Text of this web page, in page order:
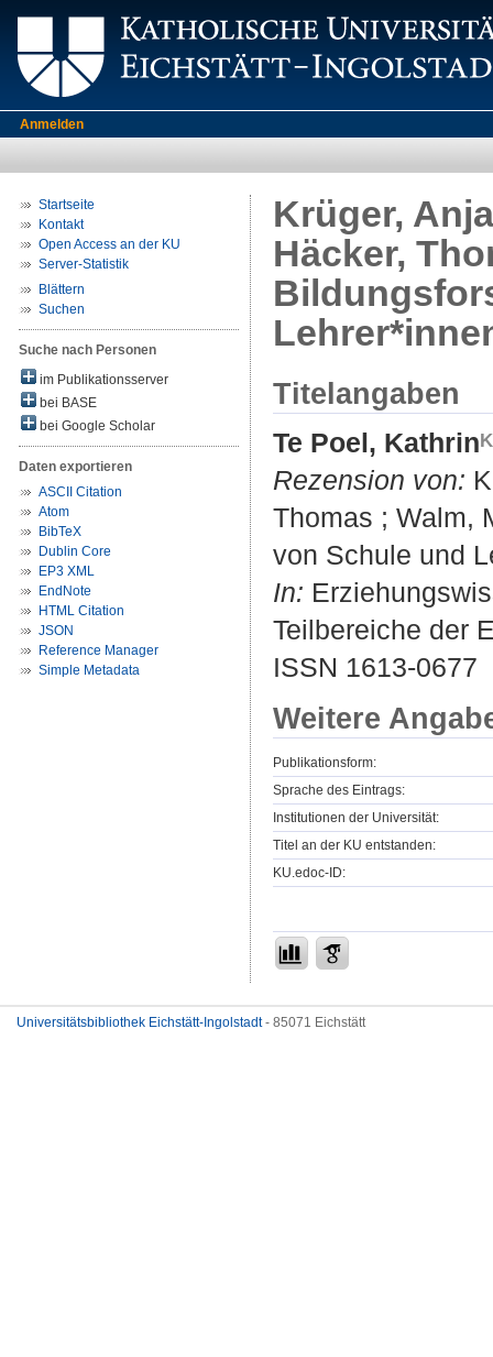
Anmelden
Startseite
Kontakt
Open Access an der KU
Server-Statistik
Blättern
Suchen
Suche nach Personen
im Publikationsserver
bei BASE
bei Google Scholar
Daten exportieren
ASCII Citation
Atom
BibTeX
Dublin Core
EP3 XML
EndNote
HTML Citation
JSON
Reference Manager
Simple Metadata
Krüger,
Häcker,
Titelangaben
Te Poel, Kathrin
Rezension von:
Thomas ; Walm,
von Schule und
In:
Teilbereiche der
ISSN 1613-0677
Weitere
Publikationsform:
Sprache des Eintrags:
Institutionen der Universität:
Titel an der KU entstanden:
KU.edoc-ID:
Universitätsbibliothek Eichstätt-Ingolstadt- 85071 Eichstätt